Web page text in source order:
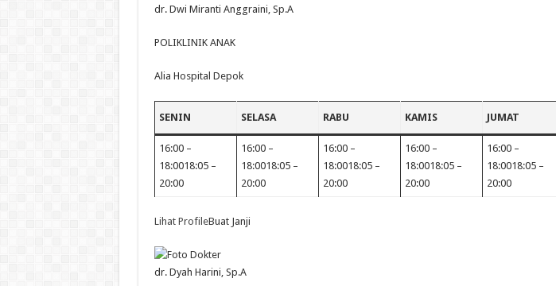
dr. Dwi Miranti Anggraini, Sp.A
POLIKLINIK ANAK
Alia Hospital Depok
SENIN SELASA RABU KAMIS JUMAT
16:00 –
18:0018:05 –
20:00
16:00 –
18:0018:05 –
20:00
16:00 –
18:0018:05 –
20:00
16:00 –
18:0018:05 –
20:00
16:00 –
18:0018:05 –
20:00
Lihat ProfileBuat Janji
dr. Dyah Harini, Sp.A